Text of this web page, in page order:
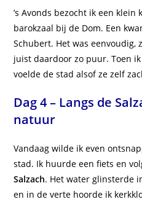
’s Avonds bezocht ik een klein
barokzaal bij de Dom. Een
Schubert. Het was eenvoudig,
juist daardoor zo puur. Toen
voelde de stad alsof ze zelf
Dag 4 – Langs de
natuur
Vandaag wilde ik even
stad. Ik huurde een fiets en
Salzach. Het water glinsterde
en in de verte hoorde ik